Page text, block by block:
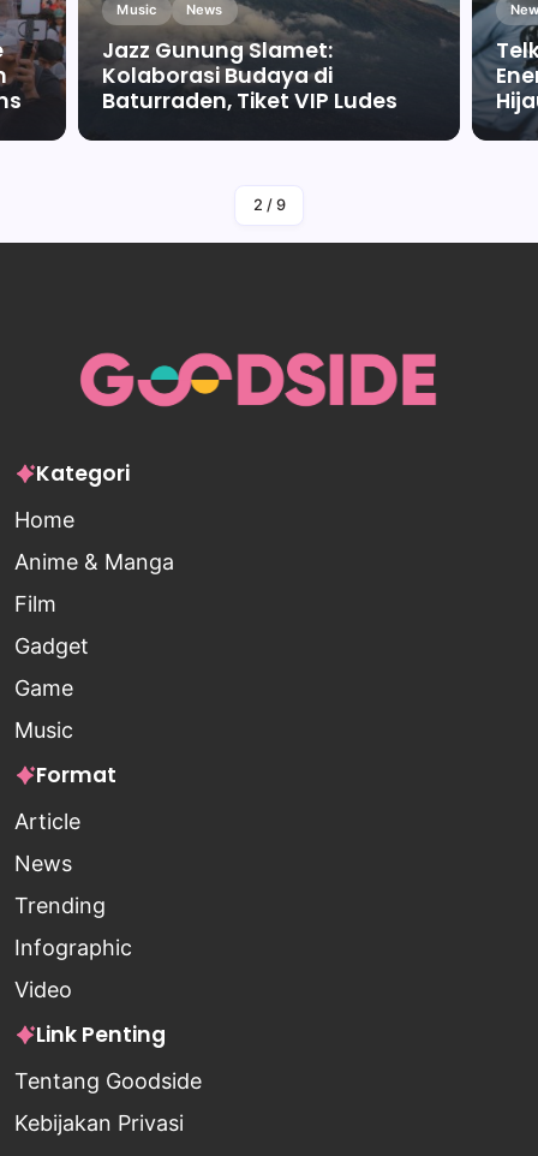
Music News
Jazz Gunung Slamet:
Kolaborasi Budaya di
Baturraden, Tiket VIP Ludes
By Falah Malaika Az Zahra
2 / 9
Kategori
Home
Anime & Manga
Film
Gadget
Game
Music
Format
Article
News
Trending
Infographic
Video
Link Penting
Tentang Goodside
Kebijakan Privasi